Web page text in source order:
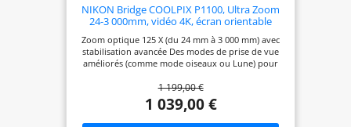
NIKON Bridge COOLPIX P1100, Ultra Zoom
24-3 000mm, vidéo 4K, écran orientable
Zoom optique 125 X (du 24 mm à 3 000 mm) avec
stabilisation avancée Des modes de prise de vue
améliorés (comme mode oiseaux ou Lune) pour
toute la puissance d’un super téléobjectif Une
conception étudiée pour des prises de vue sans
effort au super téléobjectif
1 199,00 €
1 039,00 €